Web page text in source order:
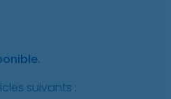
suivants :